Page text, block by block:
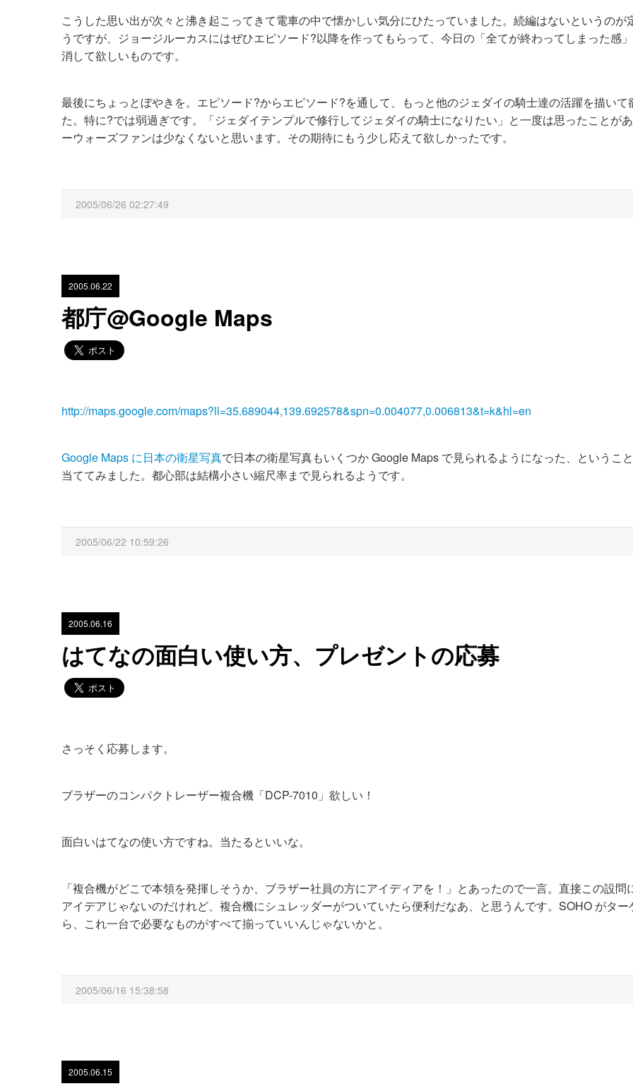
こうした思い出が次々と沸き起こってきて電車の中で懐かしい気分にひたっていました。続編はないというのが
うですが、ジョージルーカスにはぜひエピソード?以降を作ってもらって、今日の「全てが終わってしまった感
消して欲しいものです。
最後にちょっとぼやきを。エピソード?からエピソード?を通して、もっと他のジェダイの騎士達の活躍を描いて
た。特に?では弱過ぎです。「ジェダイテンプルで修行してジェダイの騎士になりたい」と一度は思ったことが
ーウォーズファンは少なくないと思います。その期待にもう少し応えて欲しかったです。
2005/06/26 02:27:49
2005.06.22
都庁@Google Maps
http://maps.google.com/maps?ll=35.689044,139.692578&spn=0.004077,0.006813&t=k&hl=en
Google Maps に日本の衛星写真で日本の衛星写真もいくつか Google Maps で見られるようになった、というこ
当ててみました。都心部は結構小さい縮尺率まで見られるようです。
2005/06/22 10:59:26
2005.06.16
はてなの面白い使い方、プレゼントの応募
さっそく応募します。
ブラザーのコンパクトレーザー複合機「DCP-7010」欲しい！
面白いはてなの使い方ですね。当たるといいな。
「複合機がどこで本領を発揮しそうか、ブラザー社員の方にアイディアを！」とあったので一言。直接この設問
アイデアじゃないのだけれど、複合機にシュレッダーがついていたら便利だなあ、と思うんです。SOHO がター
ら、これ一台で必要なものがすべて揃っていいんじゃないかと。
2005/06/16 15:38:58
2005.06.15